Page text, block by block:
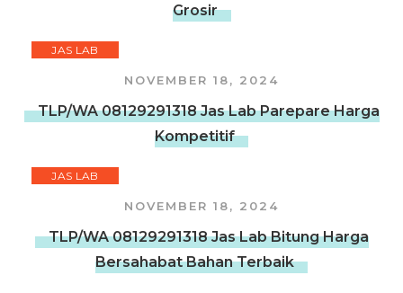
Grosir
JAS LAB
NOVEMBER 18, 2024
TLP/WA 08129291318 Jas Lab Parepare Harga
Kompetitif
JAS LAB
NOVEMBER 18, 2024
TLP/WA 08129291318 Jas Lab Bitung Harga
Bersahabat Bahan Terbaik